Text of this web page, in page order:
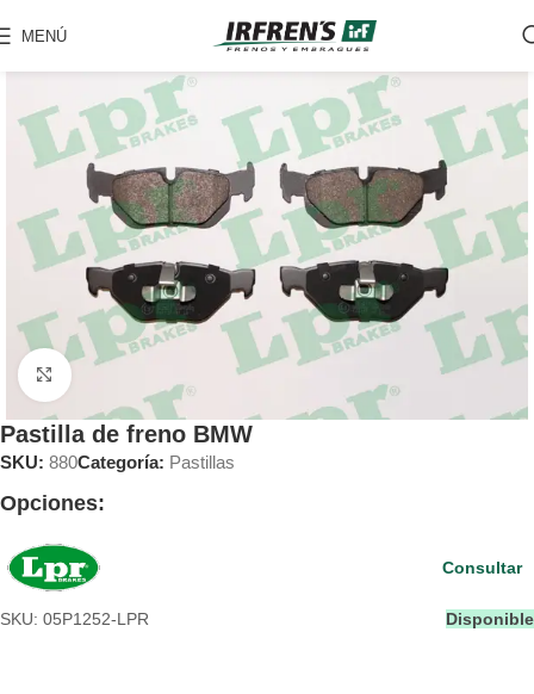
MENÚ
Pastilla de freno BMW
SKU: 880Categoría: Pastillas
Opciones:
SKU: 05P1252-LPR Disponible
Consultar